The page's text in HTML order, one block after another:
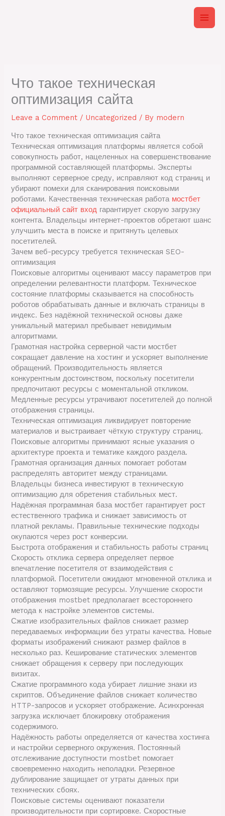
Что такое техническая
оптимизация сайта
Leave a Comment / Uncategorized / By modern
Что такое техническая оптимизация сайта
Техническая оптимизация платформы является собой
совокупность работ, нацеленных на совершенствование
программной составляющей платформы. Эксперты
выполняют серверное среду, исправляют код страниц и
убирают помехи для сканирования поисковыми
роботами. Качественная техническая работа мостбет
официальный сайт вход гарантирует скорую загрузку
контента. Владельцы интернет-проектов обретают шанс
улучшить места в поиске и притянуть целевых
посетителей.
Зачем веб-ресурсу требуется техническая SEO-
оптимизация
Поисковые алгоритмы оценивают массу параметров при
определении релевантности платформ. Техническое
состояние платформы сказывается на способность
роботов обрабатывать данные и включать страницы в
индекс. Без надёжной технической основы даже
уникальный материал пребывает невидимым
алгоритмами.
Грамотная настройка серверной части мостбет
сокращает давление на хостинг и ускоряет выполнение
обращений. Производительность является
конкурентным достоинством, поскольку посетители
предпочитают ресурсы с моментальной откликом.
Медленные ресурсы утрачивают посетителей до полной
отображения страницы.
Техническая оптимизация ликвидирует повторение
материалов и выстраивает чёткую структуру страниц.
Поисковые алгоритмы принимают ясные указания о
архитектуре проекта и тематике каждого раздела.
Грамотная организация данных помогает роботам
распределять авторитет между страницами.
Владельцы бизнеса инвестируют в техническую
оптимизацию для обретения стабильных мест.
Надёжная программная база мостбет гарантирует рост
естественного трафика и снижает зависимость от
платной рекламы. Правильные технические подходы
окупаются через рост конверсии.
Быстрота отображения и стабильность работы страниц
Скорость отклика сервера определяет первое
впечатление посетителя от взаимодействия с
платформой. Посетители ожидают мгновенной отклика и
оставляют тормозящие ресурсы. Улучшение скорости
отображения mostbet предполагает всестороннего
метода к настройке элементов системы.
Сжатие изобразительных файлов снижает размер
передаваемых информации без утраты качества. Новые
форматы изображений снижают размер файлов в
несколько раз. Кеширование статических элементов
снижает обращения к серверу при последующих
визитах.
Сжатие программного кода убирает лишние знаки из
скриптов. Объединение файлов снижает количество
HTTP-запросов и ускоряет отображение. Асинхронная
загрузка исключает блокировку отображения
содержимого.
Надёжность работы определяется от качества хостинга
и настройки серверного окружения. Постоянный
отслеживание доступности mostbet помогает
своевременно находить неполадки. Резервное
дублирование защищает от утраты данных при
технических сбоях.
Поисковые системы оценивают показатели
производительности при сортировке. Скоростные